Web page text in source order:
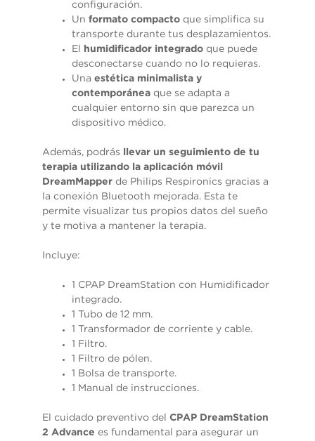
configuración.
Un formato compacto que simplifica su
transporte durante tus desplazamientos.
El
humidificador integrado que puede
desconectarse cuando no lo requieras.
Una estética minimalista y
contemporánea que se adapta a
cualquier entorno sin que parezca un
dispositivo médico.
Además, podrás
llevar un seguimiento de tu
terapia utilizando la aplicación móvil
DreamMapper de Philips Respironics gracias a
la conexión Bluetooth mejorada. Esta te
permite visualizar tus propios datos del sueño
y te motiva a mantener la terapia.
Incluye:
1 CPAP DreamStation con Humidificador
integrado.
1 Tubo de 12 mm.
1 Transformador de corriente y cable.
1 Filtro.
1 Filtro de pólen.
1 Bolsa de transporte.
1 Manual de instrucciones.
El cuidado preventivo del
CPAP DreamStation
2 Advance es fundamental para asegurar un